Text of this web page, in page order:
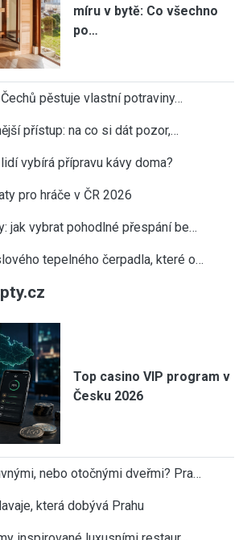
míru v bytě: Co všechno
po…
pěstuje vlastní potraviny…
přístup: na co si dát pozor,…
vybírá přípravu kávy doma?
pro hráče v ČR 2026
jak vybrat pohodlné přespání be…
tepelného čerpadla, které o…
Top casino VIP program v
Česku 2026
nebo otočnými dveřmi? Pra…
která dobývá Prahu